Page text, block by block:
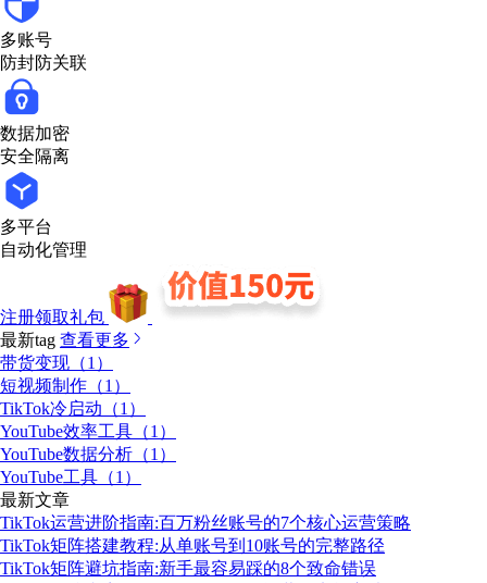
多账号
防封防关联
数据加密
安全隔离
多平台
自动化管理
注册领取礼包
最新tag 查看更多
带货变现（1）
短视频制作（1）
TikTok冷启动（1）
YouTube效率工具（1）
YouTube数据分析（1）
YouTube工具（1）
最新文章
TikTok运营进阶指南:百万粉丝账号的7个核心运营策略
TikTok矩阵搭建教程:从单账号到10账号的完整路径
TikTok矩阵避坑指南:新手最容易踩的8个致命错误